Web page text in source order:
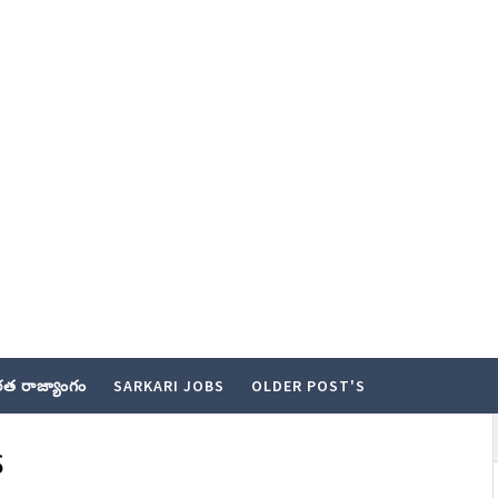
రాజ్యాంగం SARKARI JOBS OLDER POST'S